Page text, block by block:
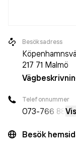
Besöksadress
217 71 Malmö
Telefonnummer
073-766 88
Besök